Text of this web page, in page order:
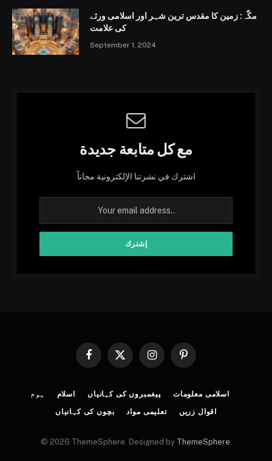
مکّہ: زمین کا مقدس ترین شہر اور اسلامی ورثے
کی علامت
September 1, 2024
مع كل متابعة جديدة
اشترك في نشرتنا الإلكترونية مجاناً
Facebook
X
InstagramPinterest
ہوم اسلام پیغمبروں کی کہانیاں اسلامی معلومات
بچوں کی کہانیاں تعلیمی مواد اقوال زریں
© 2026 ThemeSphere. Designed by ThemeSphere.